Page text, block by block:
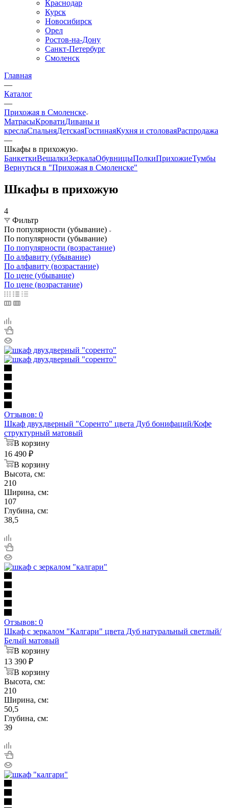
Краснодар
Курск
Новосибирск
Орел
Ростов-на-Дону
Санкт-Петербург
Смоленск
Главная
—
Каталог
—
Прихожая в Смоленске
МатрасыКроватиДиваны и
креслаСпальняДетскаяГостинаяКухня и столоваяРаспродажа
—
Шкафы в прихожую
БанкеткиВешалкиЗеркалаОбувницыПолкиПрихожиеТумбы
Вернуться в "Прихожая в Смоленске"
Шкафы в прихожую
4
Фильтр
По популярности (убывание)
По популярности (убывание)
По популярности (возрастание)
По алфавиту (убывание)
По алфавиту (возрастание)
По цене (убывание)
По цене (возрастание)
Отзывов: 0
Шкаф двухдверный "Соренто" цвета Дуб бонифаций/Кофе
структурный матовый
В корзину
16 490 ₽
В корзину
Высота, см:
210
Ширина, см:
107
Глубина, см:
38,5
Отзывов: 0
Шкаф с зеркалом "Калгари" цвета Дуб натуральный светлый/
Белый матовый
В корзину
13 390 ₽
В корзину
Высота, см:
210
Ширина, см:
50,5
Глубина, см:
39